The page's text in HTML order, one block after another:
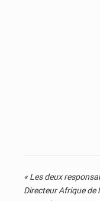
« Les deux
Directeur Afrique de